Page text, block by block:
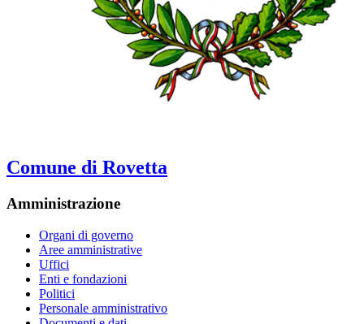
Comune di Rovetta
Amministrazione
Organi di governo
Aree amministrative
Uffici
Enti e fondazioni
Politici
Personale amministrativo